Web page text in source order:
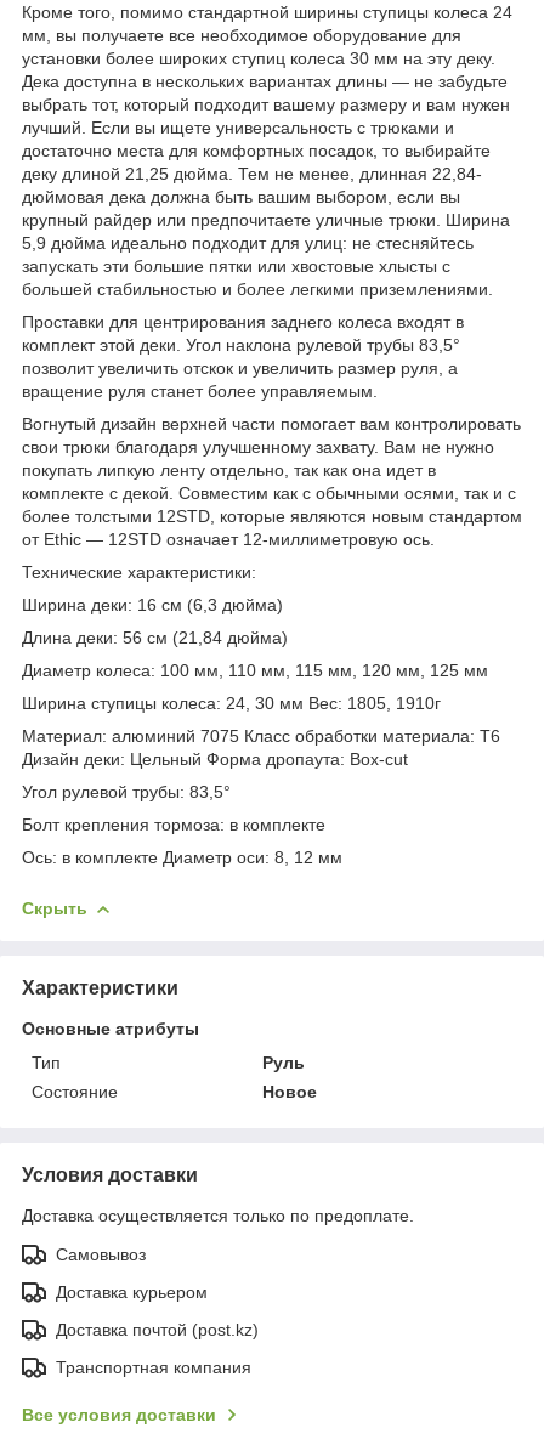
Кроме того, помимо стандартной ширины ступицы колеса 24
мм, вы получаете все необходимое оборудование для
установки более широких ступиц колеса 30 мм на эту деку.
Дека доступна в нескольких вариантах длины — не забудьте
выбрать тот, который подходит вашему размеру и вам нужен
лучший. Если вы ищете универсальность с трюками и
достаточно места для комфортных посадок, то выбирайте
деку длиной 21,25 дюйма. Тем не менее, длинная 22,84-
дюймовая дека должна быть вашим выбором, если вы
крупный райдер или предпочитаете уличные трюки. Ширина
5,9 дюйма идеально подходит для улиц: не стесняйтесь
запускать эти большие пятки или хвостовые хлысты с
большей стабильностью и более легкими приземлениями.
Проставки для центрирования заднего колеса входят в
комплект этой деки. Угол наклона рулевой трубы 83,5°
позволит увеличить отскок и увеличить размер руля, а
вращение руля станет более управляемым.
Вогнутый дизайн верхней части помогает вам контролировать
свои трюки благодаря улучшенному захвату. Вам не нужно
покупать липкую ленту отдельно, так как она идет в
комплекте с декой. Совместим как с обычными осями, так и с
более толстыми 12STD, которые являются новым стандартом
от Ethic — 12STD означает 12-миллиметровую ось.
Технические характеристики:
Ширина деки: 16 см (6,3 дюйма)
Длина деки: 56 см (21,84 дюйма)
Диаметр колеса: 100 мм, 110 мм, 115 мм, 120 мм, 125 мм
Ширина ступицы колеса: 24, 30 мм Вес: 1805, 1910г
Материал: алюминий 7075 Класс обработки материала: T6
Дизайн деки: Цельный Форма дропаута: Box-cut
Угол рулевой трубы: 83,5°
Болт крепления тормоза: в комплекте
Ось: в комплекте Диаметр оси: 8, 12 мм
Скрыть
Характеристики
Основные атрибуты
Тип
Руль
Состояние
Новое
Условия доставки
Доставка осуществляется только по предоплате.
Самовывоз
Доставка курьером
Доставка почтой (post.kz)
Транспортная компания
Все условия доставки